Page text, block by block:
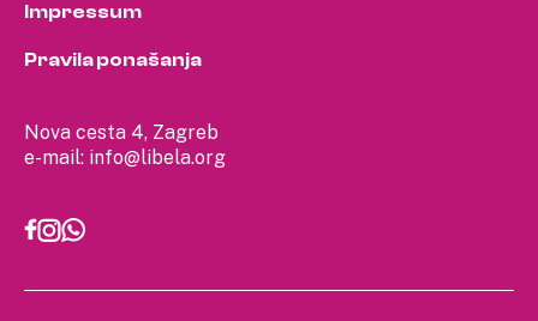
Nova cesta 4, Zagreb
e-mail: info@libela.org
Impressum
Pravila ponašanja